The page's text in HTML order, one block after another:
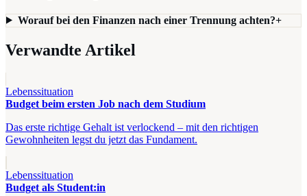
Worauf bei den Finanzen nach einer Trennung achten?+
Verwandte Artikel
Lebenssituation
Budget beim ersten Job nach dem Studium
Das erste richtige Gehalt ist verlockend – mit den richtigen
Gewohnheiten legst du jetzt das Fundament.
Lebenssituation
Budget als Student:in